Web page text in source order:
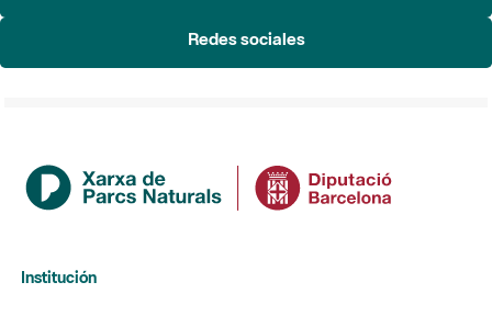
Redes sociales
Institución